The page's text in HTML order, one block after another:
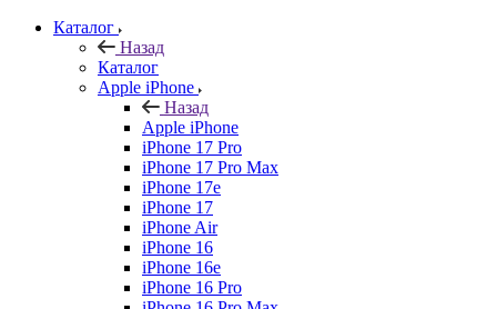
Каталог
Назад
Каталог
Apple iPhone
Назад
Apple iPhone
iPhone 17 Pro
iPhone 17 Pro Max
iPhone 17e
iPhone 17
iPhone Air
iPhone 16
iPhone 16e
iPhone 16 Pro